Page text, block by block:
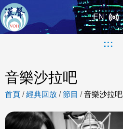
EN
:::
音樂沙拉吧
首頁 /經典回放 /節目 /音樂沙拉吧